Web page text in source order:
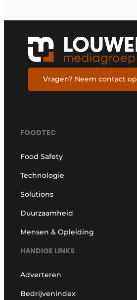
Vragen? Neem contact op
FOODTEC
Food Safety
Technologie
Solutions
Duurzaamheid
Mensen & Opleiding
HANDIGE LINKS
Adverteren
Bedrijvenindex